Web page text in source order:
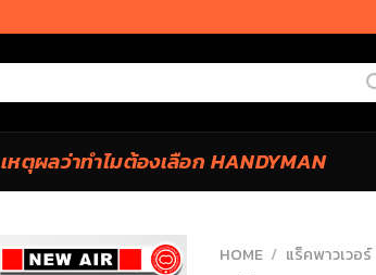
เหตุผลว่าทำไมต้องเลือก HANDYMAN
HOME / แร็คพาวเวอร์